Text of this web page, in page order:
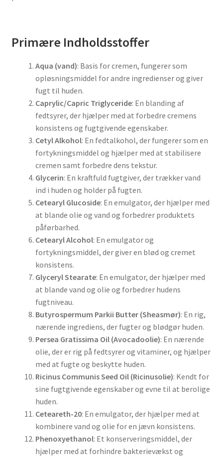
Primære Indholdsstoffer
Aqua (vand): Basis for cremen, fungerer som
opløsningsmiddel for andre ingredienser og giver
fugt til huden.
Caprylic/Capric Triglyceride: En blanding af
fedtsyrer, der hjælper med at forbedre cremens
konsistens og fugtgivende egenskaber.
Cetyl Alkohol: En fedtalkohol, der fungerer som en
fortykningsmiddel og hjælper med at stabilisere
cremen samt forbedre dens tekstur.
Glycerin: En kraftfuld fugtgiver, der trækker vand
ind i huden og holder på fugten.
Cetearyl Glucoside: En emulgator, der hjælper med
at blande olie og vand og forbedrer produktets
påførbarhed.
Cetearyl Alcohol: En emulgator og
fortykningsmiddel, der giver en blød og cremet
konsistens.
Glyceryl Stearate: En emulgator, der hjælper med
at blande vand og olie og forbedrer hudens
fugtniveau.
Butyrospermum Parkii Butter (Sheasmør): En rig,
nærende ingrediens, der fugter og blødgør huden.
Persea Gratissima Oil (Avocadoolie): En nærende
olie, der er rig på fedtsyrer og vitaminer, og hjælper
med at fugte og beskytte huden.
Ricinus Communis Seed Oil (Ricinusolie): Kendt for
sine fugtgivende egenskaber og evne til at berolige
huden.
Ceteareth-20: En emulgator, der hjælper med at
kombinere vand og olie for en jævn konsistens.
Phenoxyethanol: Et konserveringsmiddel, der
hjælper med at forhindre bakterievækst og